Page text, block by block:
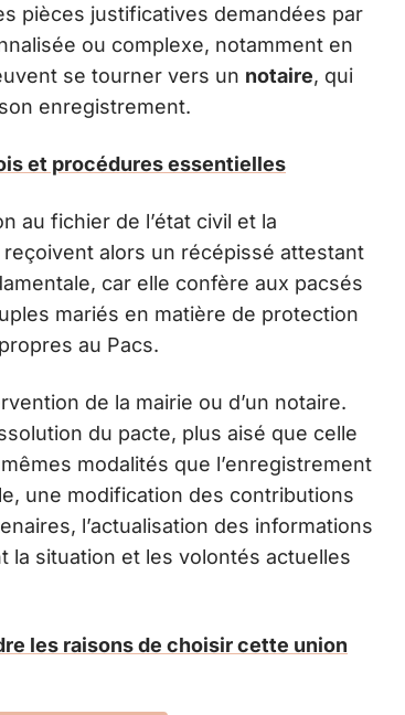
pièces justificatives demandées par
ou complexe, notamment en
se tourner vers un notaire, qui
enregistrement.
et procédures essentielles
au fichier de l’état civil et la
alors un récépissé attestant
car elle confère aux pacsés
mariés en matière de protection
au Pacs.
de la mairie ou d’un notaire.
du pacte, plus aisé que celle
modalités que l’enregistrement
une modification des contributions
l’actualisation des informations
la situation et les volontés actuelles
les raisons de choisir cette union